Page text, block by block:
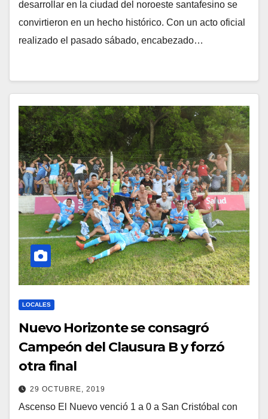
desarrollar en la ciudad del noroeste santafesino se
convirtieron en un hecho histórico. Con un acto oficial
realizado el pasado sábado, encabezado…
LOCALES
Nuevo Horizonte se consagró
Campeón del Clausura B y forzó
otra final
29 OCTUBRE, 2019
Ascenso El Nuevo venció 1 a 0 a San Cristóbal con